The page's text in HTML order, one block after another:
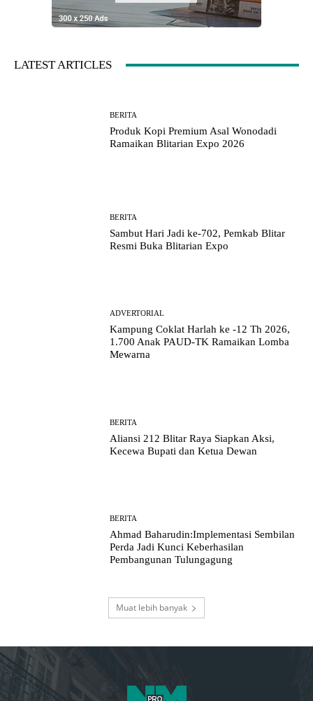
LATEST ARTICLES
BERITA
Produk Kopi Premium Asal Wonodadi
Ramaikan Blitarian Expo 2026
BERITA
Sambut Hari Jadi ke-702, Pemkab Blitar
Resmi Buka Blitarian Expo
ADVERTORIAL
Kampung Coklat Harlah ke -12 Th 2026,
1.700 Anak PAUD-TK Ramaikan Lomba
Mewarna
BERITA
Aliansi 212 Blitar Raya Siapkan Aksi,
Kecewa Bupati dan Ketua Dewan
BERITA
Ahmad Baharudin:Implementasi Sembilan
Perda Jadi Kunci Keberhasilan
Pembangunan Tulungagung
Muat lebih banyak